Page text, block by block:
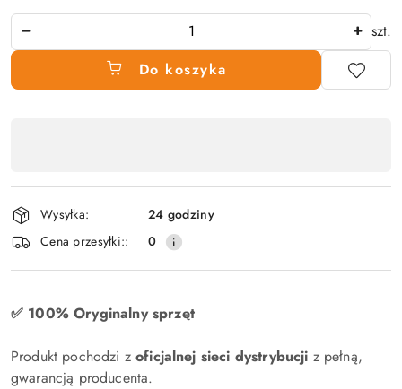
szt.
Do koszyka
,
płatność
i
dostawa
Wysyłka:
24 godziny
Cena przesyłki::
0
✅ 100% Oryginalny sprzęt
Produkt pochodzi zoficjalnej sieci dystrybucji z pełną,
gwarancją producenta.